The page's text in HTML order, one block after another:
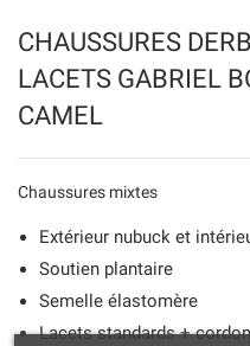
CHAUSSURES
LACETS GABRIEL
CAMEL
Chaussures mixtes
Extérieur nubuck et
Soutien plantaire
Semelle élastomère
Lacets standards +